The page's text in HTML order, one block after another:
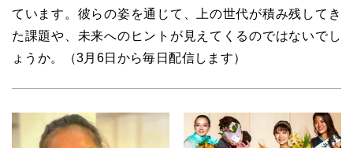
ています。彼らの姿を通じて、上の世代が積み残してき
た課題や、未来へのヒントが見えてくるのではないでし
ょうか。（3月6日から毎日配信します）